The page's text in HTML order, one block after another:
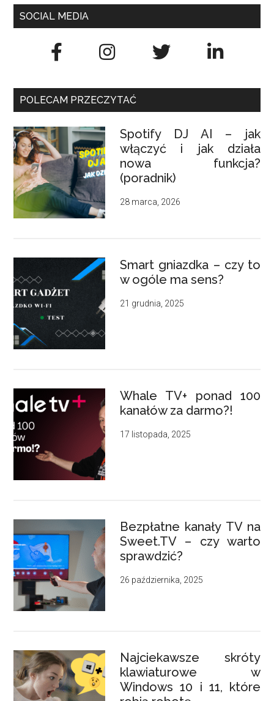
SOCIAL MEDIA
POLECAM PRZECZYTAĆ
Spotify DJ AI – jak
włączyć i jak działa
nowa funkcja?
(poradnik)
28 marca, 2026
Smart gniazdka – czy to
w ogóle ma sens?
21 grudnia, 2025
Whale TV+ ponad 100
kanałów za darmo?!
17 listopada, 2025
Bezpłatne kanały TV na
Sweet.TV – czy warto
sprawdzić?
26 października, 2025
Najciekawsze skróty
klawiaturowe w
Windows 10 i 11, które